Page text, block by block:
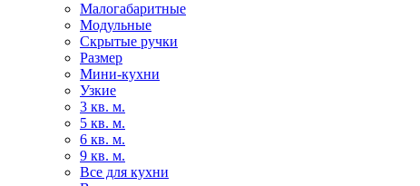
Малогабаритные
Модульные
Скрытые ручки
Размер
Мини-кухни
Узкие
3 кв. м.
5 кв. м.
6 кв. м.
9 кв. м.
Все для кухни